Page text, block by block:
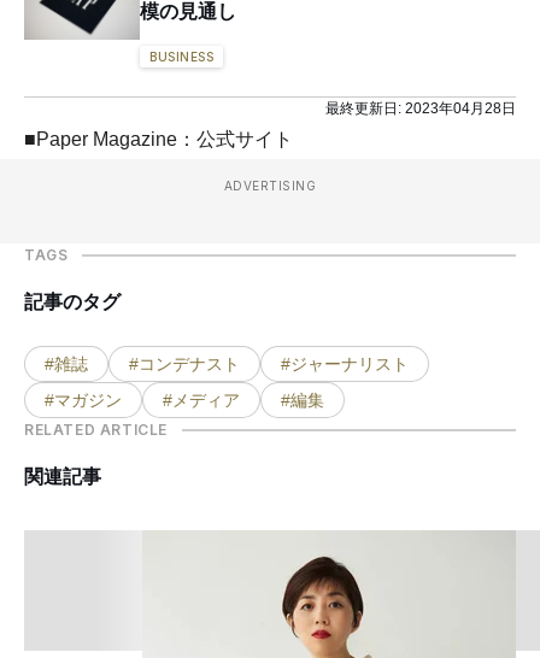
模の見通し
BUSINESS
最終更新日: 2023年04月28日
■Paper Magazine：公式サイト
ADVERTISING
TAGS
記事のタグ
#雑誌 #コンデナスト
#ジャーナリスト
#マガジン
#メディア #編集
RELATED ARTICLE
関連記事